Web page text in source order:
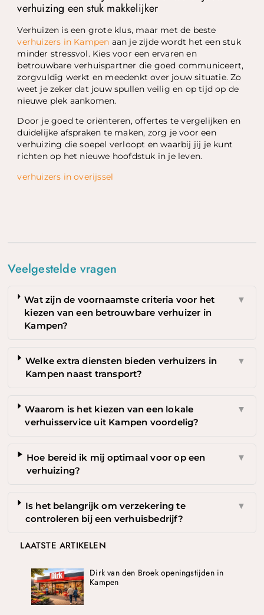
verhuizing een stuk makkelijker
Verhuizen is een grote klus, maar met de beste
verhuizers in Kampen aan je zijde wordt het een stuk
minder stressvol. Kies voor een ervaren en
betrouwbare verhuispartner die goed communiceert,
zorgvuldig werkt en meedenkt over jouw situatie. Zo
weet je zeker dat jouw spullen veilig en op tijd op de
nieuwe plek aankomen.
Door je goed te oriënteren, offertes te vergelijken en
duidelijke afspraken te maken, zorg je voor een
verhuizing die soepel verloopt en waarbij jij je kunt
richten op het nieuwe hoofdstuk in je leven.
verhuizers in overijssel
Veelgestelde vragen
Wat zijn de voornaamste criteria voor het
kiezen van een betrouwbare verhuizer in
Kampen?
▼
Welke extra diensten bieden verhuizers in
Kampen naast transport?
▼
Waarom is het kiezen van een lokale
verhuisservice uit Kampen voordelig?
▼
Hoe bereid ik mij optimaal voor op een
verhuizing?
▼
Is het belangrijk om verzekering te
controleren bij een verhuisbedrijf?
▼
LAATSTE ARTIKELEN
Dirk van den Broek openingstijden in
Kampen